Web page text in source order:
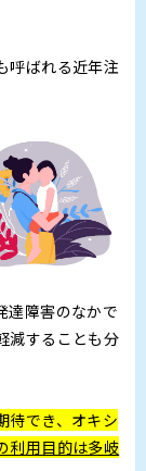
呼ばれる近年注
達障害のなかで
減することも分
待でき、オキシ
利用目的は多岐